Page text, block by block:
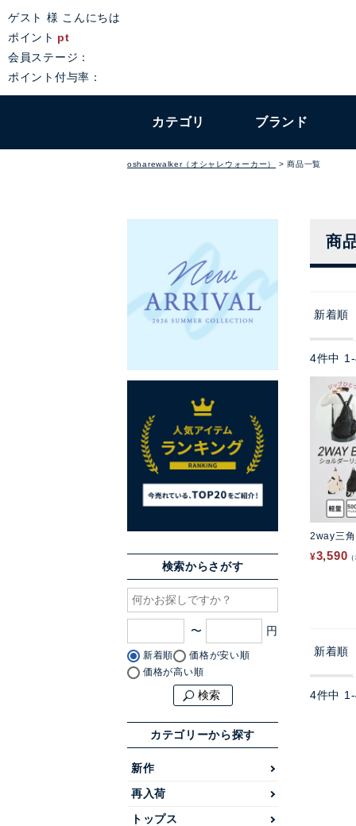
ゲスト 様 こんにちは
ポイント pt
会員ステージ：
ポイント付与率：
カテゴリ ブランド
osharewalker（オシャレウォーカー） 商品一覧
検索からさがす
〜
新着順
価格が安い順
価格が高い順
検索
カテゴリーから探す
新作
再入荷
トップス
商
新着順
4件中 1 -
2way三
¥3,590
新着順
4件中 1 -